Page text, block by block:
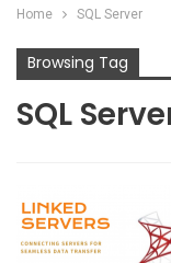
Home SQL Server
Browsing Tag
SQL